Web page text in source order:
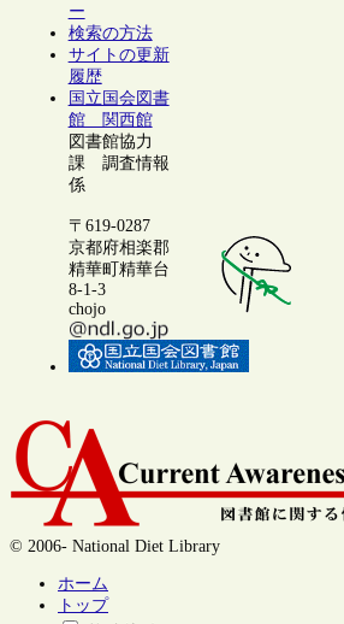
ー
検索の方法
サイトの更新
履歴
国立国会図書
館 関西館
図書館協力
課 調査情報
係
〒619-0287
京都府相楽郡
精華町精華台
8-1-3
chojo
© 2006- National Diet Library
ホーム
トップ